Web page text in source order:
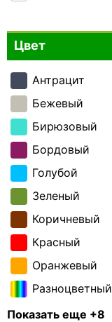
Bagland
Bo-Camp
Caribee
Casa Si
Colombo
Hedgren
Lee Cooper
Members
Osprey
Swissbrand
Titan
Victorinox
Цвет
Антрацит
Бежевый
Бирюзовый
Бордовый
Голубой
Зеленый
Коричневый
Красный
Оранжевый
Разноцветный
Розовый
Показать еще +8